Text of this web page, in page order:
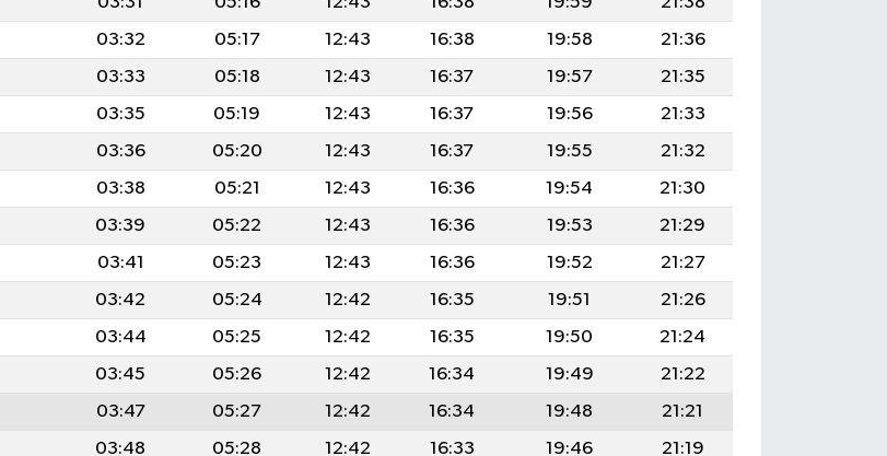
03:32 05:17 12:43 16:38 19:58
21:36
03:33 05:18 12:43 16:37 19:57
21:35
03:35 05:19 12:43 16:37 19:56
21:33
03:36 05:20 12:43 16:37 19:55
21:32
03:38 05:21 12:43 16:36 19:54
21:30
03:39 05:22 12:43 16:36 19:53
21:29
03:41 05:23 12:43 16:36 19:52
21:27
03:42 05:24 12:42 16:35 19:51
21:26
03:44 05:25 12:42 16:35 19:50
21:24
03:45 05:26 12:42 16:34 19:49
21:22
03:47 05:27 12:42 16:34 19:48
21:21
03:48 05:28 12:42 16:33 19:46
21:19